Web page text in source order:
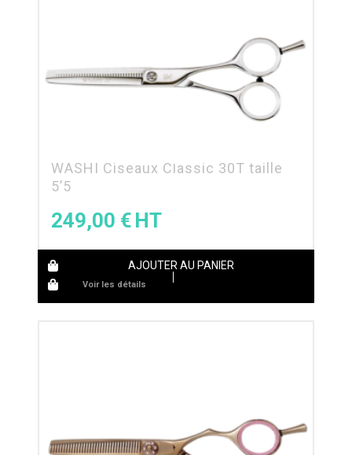
WASHI Ciseaux Classic 30T taille
5’5
249,00 €
AJOUTER AU PANIER
Voir les détails